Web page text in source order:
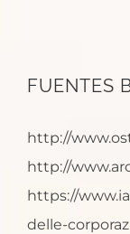
FUENTES
http://
http://
https://
delle-